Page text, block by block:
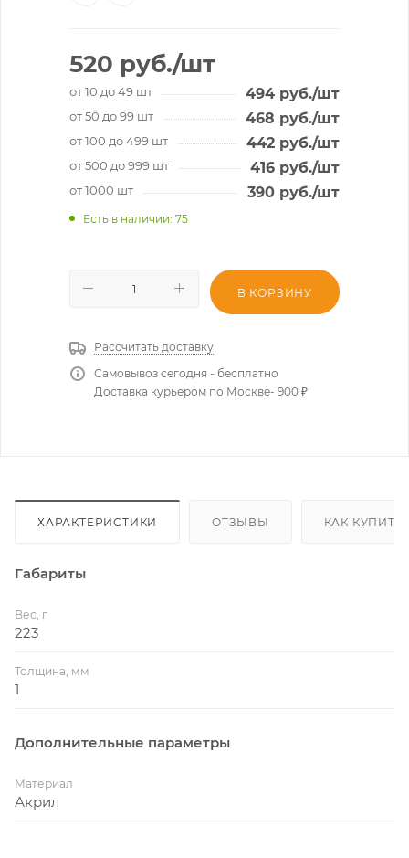
520 руб./шт
от 10 до 49 шт 494 руб./шт
от 50 до 99 шт 468 руб./шт
от 100 до 499 шт 442 руб./шт
от 500 до 999 шт 416 руб./шт
от 1000 шт 390 руб./шт
Есть в наличии: 75
В КОРЗИНУ
Рассчитать доставку
Самовывоз сегодня - бесплатно
Доставка курьером по Москве- 900 ₽
ХАРАКТЕРИСТИКИ ОТЗЫВЫ КАК КУПИТЬ
Габариты
Вес, г
223
Толщина, мм
1
Дополнительные параметры
Материал
Акрил